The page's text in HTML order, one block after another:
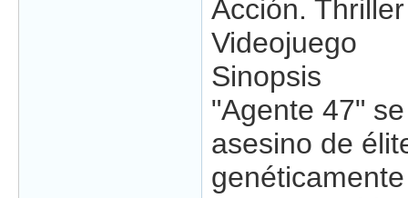
Acción.
Videojuego
Sinopsis
"Agente 47"
asesino de